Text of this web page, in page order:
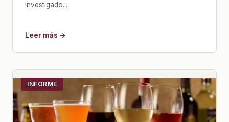
Investigado...
Leer más →
INFORME